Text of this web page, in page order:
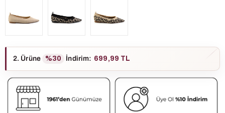
2. Ürüne %30 İndirim: 699,99 TL